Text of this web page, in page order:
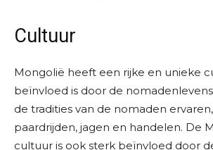
Cultuur
Mongolië heeft een rijke en unieke
beïnvloed is door de
de tradities van de nomaden
paardrijden, jagen en handelen. De
cultuur is ook sterk beïnvloed door